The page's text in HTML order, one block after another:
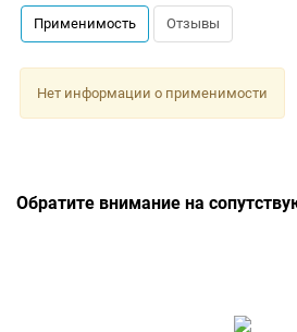
Применимость Отзывы
Нет информации о применимости
Обратите внимание на